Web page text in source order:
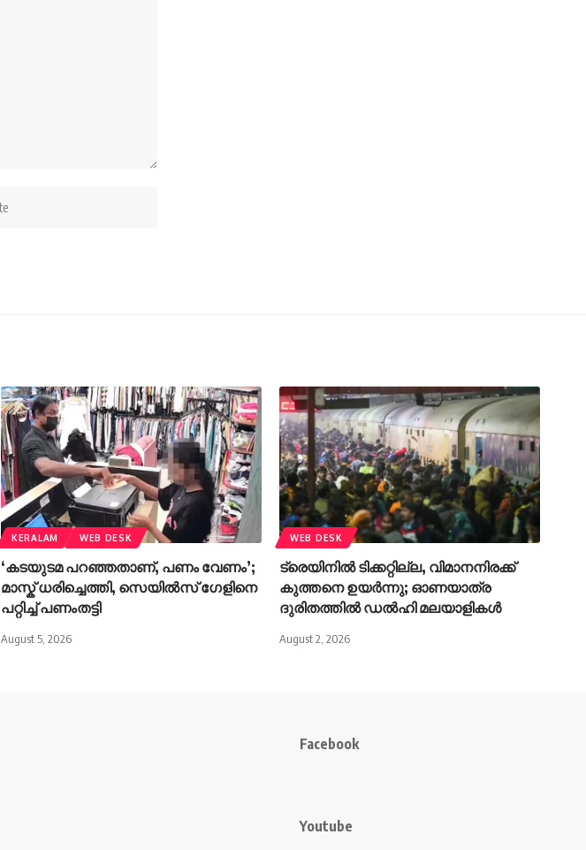
KERALAM WEB DESK
‘കടയുടമ പറഞ്ഞതാണ്, പണം വേണം’;
മാസ്ക് ധരിച്ചെത്തി, സെയിൽസ് ഗേളിനെ
പറ്റിച്ച് പണംതട്ടി
August 5, 2026
WEB DESK
ട്രെയിനിൽ ടിക്കറ്റില്ല, വിമാനനിരക്ക്
കുത്തനെ ഉയർന്നു; ഓണയാത്ര
ദുരിതത്തിൽ ഡൽഹി മലയാളികൾ
August 2, 2026
Facebook
Youtube